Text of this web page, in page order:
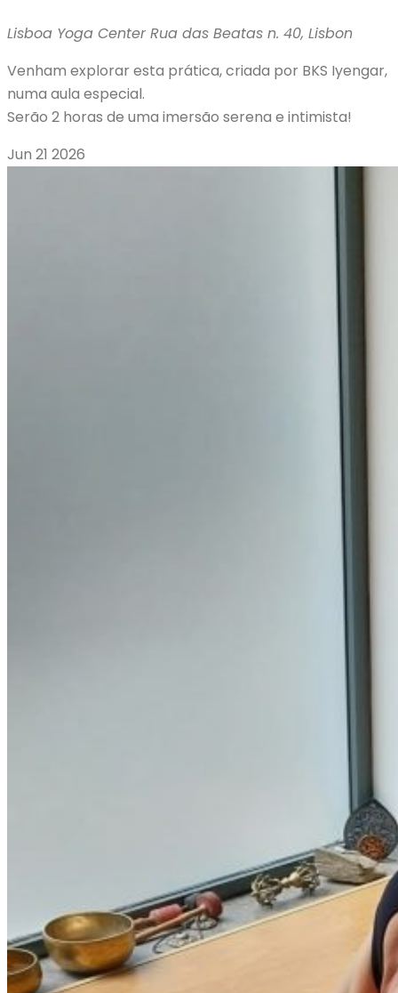
Lisboa Yoga Center Rua das Beatas n. 40, Lisbon
Venham explorar esta prática, criada por BKS Iyengar,
numa aula especial.
Serão 2 horas de uma imersão serena e intimista!️
Jun 21 2026